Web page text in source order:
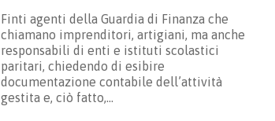
Finti agenti della Guardia di Finanza che
chiamano imprenditori, artigiani, ma anche
responsabili di enti e istituti scolastici
paritari, chiedendo di esibire
documentazione contabile dell’attività
gestita e, ciò fatto,…